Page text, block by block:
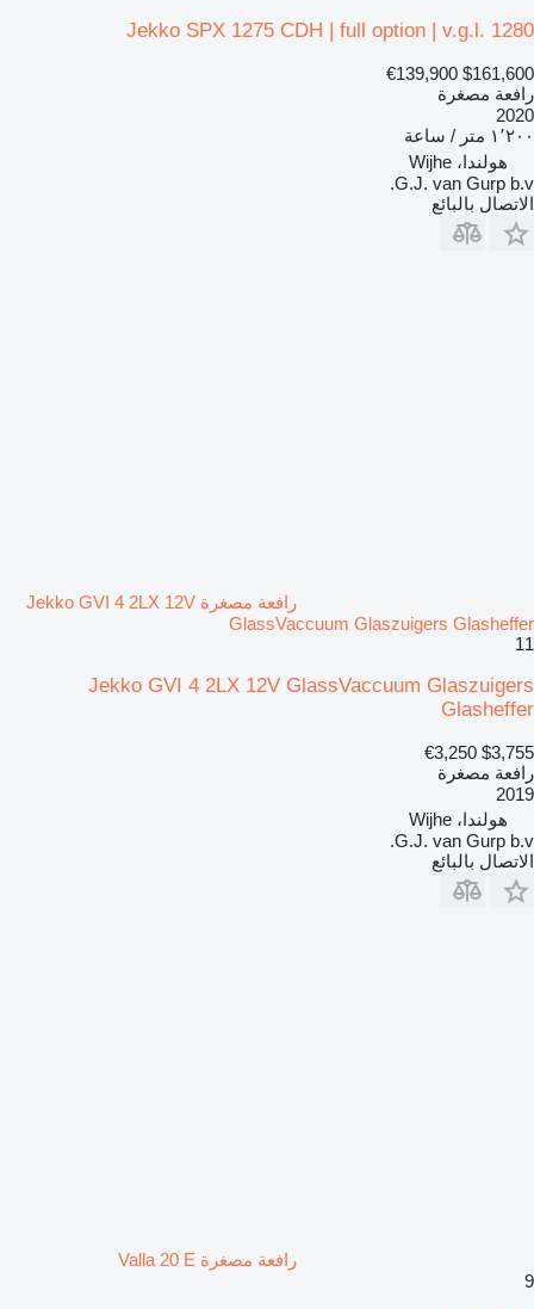
Jekko SPX 1275 CDH | full option | v.g.l. 1280
$161,600
€139,900
رافعة مصغرة
2020
١٬٢٠٠ متر / ساعة
هولندا، Wijhe
G.J. van Gurp b.v.
الاتصال بالبائع
رافعة مصغرة Jekko GVI 4 2LX 12V
GlassVaccuum Glaszuigers Glasheffer
11
Jekko GVI 4 2LX 12V GlassVaccuum Glaszuigers
Glasheffer
$3,755
€3,250
رافعة مصغرة
2019
هولندا، Wijhe
G.J. van Gurp b.v.
الاتصال بالبائع
رافعة مصغرة Valla 20 E
9